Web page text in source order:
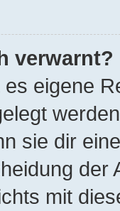
verwarnt?
eigene
sie dir
der
mit